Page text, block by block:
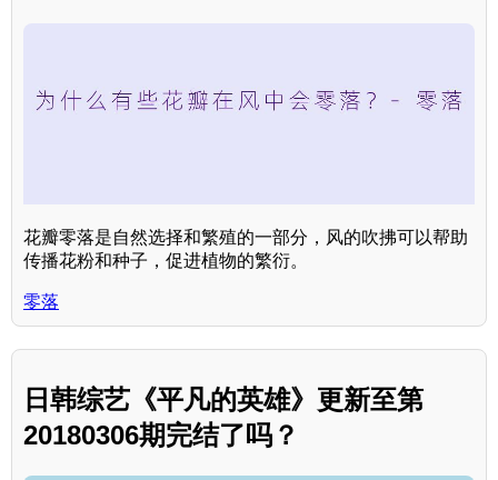
花瓣零落是自然选择和繁殖的一部分，风的吹拂可以帮助
传播花粉和种子，促进植物的繁衍。
零落
日韩综艺《平凡的英雄》更新至第
20180306期完结了吗？